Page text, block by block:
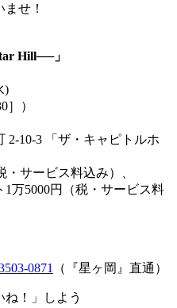
せ！
Hill──」
)
］）
2-10-3 「ザ・キャピトルホ
サービス料込み）、
万5000円（税・サービス料
0871 （『星ヶ岡』直通）
ね！」しよう